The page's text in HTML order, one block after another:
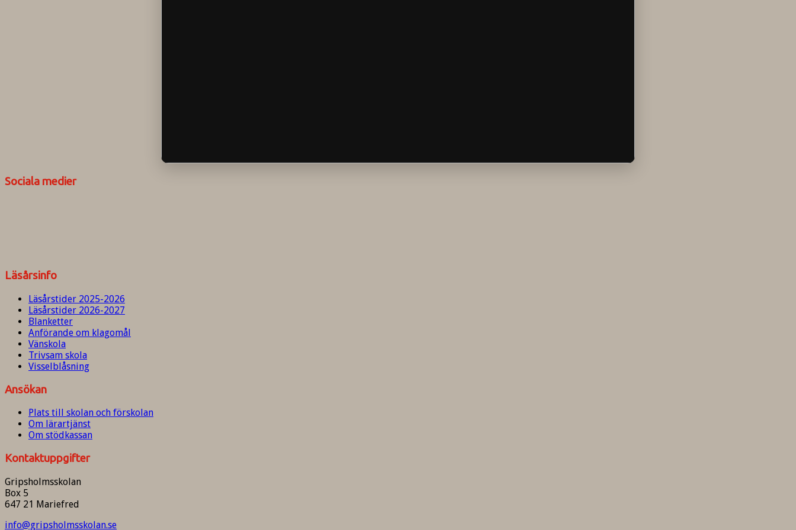
Sociala medier
Läsårsinfo
Läsårstider 2025-2026
Läsårstider 2026-2027
Blanketter
Anförande om klagomål
Vänskola
Trivsam skola
Visselblåsning
Ansökan
Plats till skolan och förskolan
Om lärartjänst
Om stödkassan
Kontaktuppgifter
Gripsholmsskolan
Box 5
647 21 Mariefred
info@gripsholmsskolan.se